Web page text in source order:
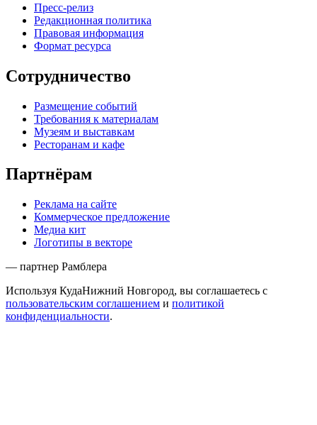
Пресс-релиз
Редакционная политика
Правовая информация
Формат ресурса
Сотрудничество
Размещение событий
Требования к материалам
Музеям и выставкам
Ресторанам и кафе
Партнёрам
Реклама на сайте
Коммерческое предложение
Медиа кит
Логотипы в векторе
— партнер Рамблера
Используя КудаНижний Новгород, вы соглашаетесь с
пользовательским соглашением и политикой
конфиденциальности.